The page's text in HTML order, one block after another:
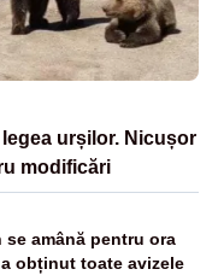
urșilor. Nicușor
modificări
amână pentru ora
obținut toate avizele